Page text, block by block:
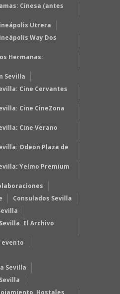
Cinesa (antes
Utrera
Way Dos
Hermanas:
Sevilla
Cine Cervantes
Cine CineZona
Cine Verano
Odeon Plaza de
Yelmo Premium
Consulados Sevilla
El Archivo
evento
Sevilla
Hostales,